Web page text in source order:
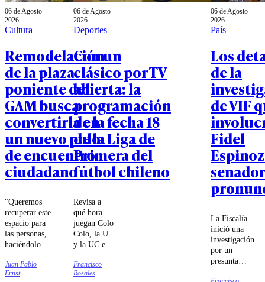
06 de Agosto
2026
Cultura
Remodelación
de la plaza
poniente del
GAM busca
convertirla en
un nuevo polo
de encuentro
ciudadano
"Queremos
recuperar este
espacio para
las personas,
haciéndolo
más verde y
más amable",
Juan Pablo
Ernst
06 de Agosto
2026
Deportes
Con un
clásico por TV
abierta: la
programación
de la fecha 18
de la Liga de
Primera del
fútbol chileno
Revisa a
qué hora
juegan Colo
Colo, la U
y la UC en
una nueva
fecha de la
Francisco
Rosales
06 de Agosto
2026
País
Los
de la
de VIF
Fidel
La Fiscalía
inició una
investigación
por un
presunta